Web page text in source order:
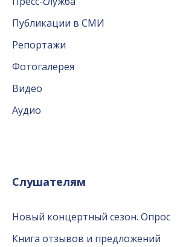
Публикации в СМИ
Репортажи
Фотогалерея
Видео
Аудио
Слушателям
Новый концертный сезон. Опрос
Книга отзывов и предложений